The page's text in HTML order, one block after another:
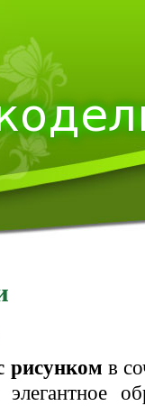
в
элегантное